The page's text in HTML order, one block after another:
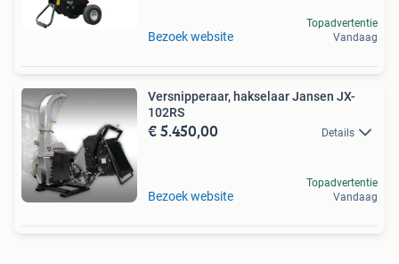
Bezoek website
Topadvertentie
Vandaag
Versnipperaar, hakselaar Jansen JX-
102RS
€ 5.450,00 Details
Bezoek website
Topadvertentie
Vandaag